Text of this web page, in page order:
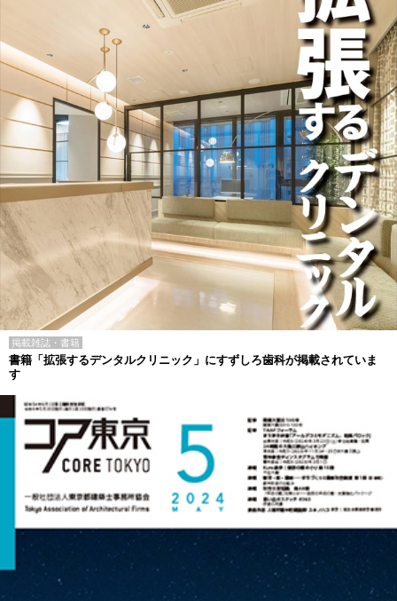
掲載雑誌・書籍
書籍「拡張するデンタルクリニック」にすずしろ歯科が掲載されていま
す